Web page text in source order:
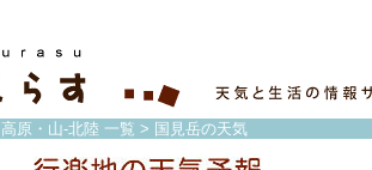
高原・山-北陸 一覧 > 国見岳の天気